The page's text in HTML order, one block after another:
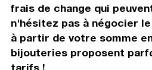
frais de change qui
n'hésitez pas à négocier
à partir de votre somme
bijouteries proposent
tarifs !